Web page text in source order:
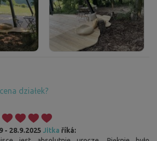
działek?
- 28.9.2025 Jitka říká: